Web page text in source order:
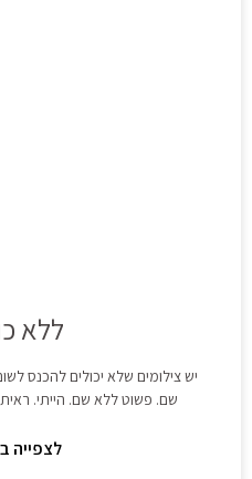
ללא
יש צילומים שלא יכולים להכנס
שם. פשוט ללא שם. הייתי.
לצפייה